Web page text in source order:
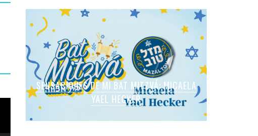
SENSACIONES DE MI BAT MITZVÁ: MICAELA
YAEL HECKER
SENSACIONES DE MI BAT MITZVÁ: MARTINA
SOL LEVY
SENSACIONES DE MI BAT MITZVÁ: MICAELA
ROMANO APFELBAUM
SENSACIONES DE MI BAT MITZVÁ: VIOLETA
LIEBMAN
SENSACIONES EN MI BAR MITZVÁ: VITALI
GUIDA